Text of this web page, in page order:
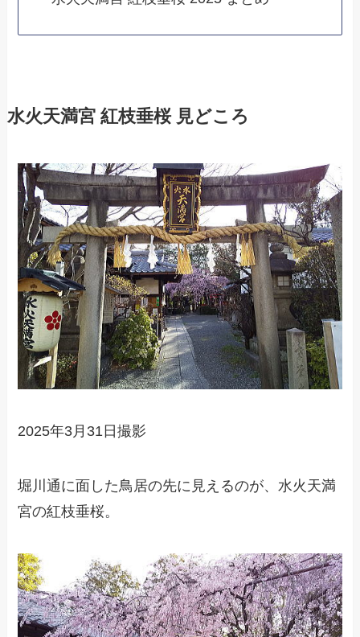
水火天満宮 紅枝垂桜 見どころ
2025年3月31日撮影
堀川通に面した鳥居の先に見えるのが、水火天満
宮の紅枝垂桜。